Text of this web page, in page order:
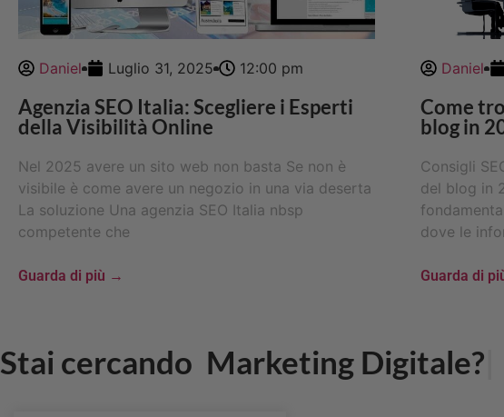
Daniel Luglio 31, 2025 12:00 pm
Agenzia SEO Italia: Scegliere i Esperti
della Visibilità Online
Nel 2025 avere un sito web non basta Se non è
visibile è come avere un negozio in una via deserta
La soluzione Una agenzia SEO Italia nbsp
competente che
Guarda di più →
Daniel
Come
blog in
Consigli
del blog in
dove le
Guarda di
Stai cercando